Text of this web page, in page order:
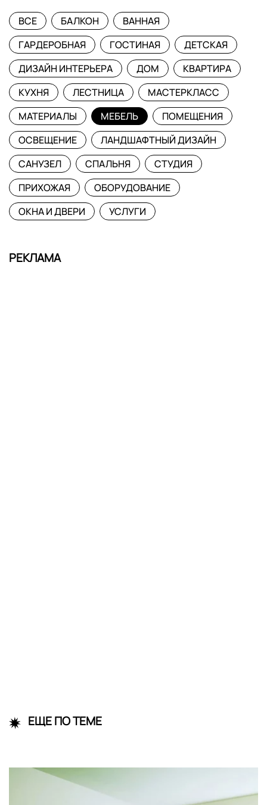
ВСЕ БАЛКОН
ВАННАЯ
ГАРДЕРОБНАЯ
ГОСТИНАЯ
ДЕТСКАЯ
ДИЗАЙН ИНТЕРЬЕРА
ДОМ
КВАРТИРА
КУХНЯ
ЛЕСТНИЦА
МАСТЕРКЛАСС
МАТЕРИАЛЫ
МЕБЕЛЬ
ПОМЕЩЕНИЯ
ОСВЕЩЕНИЕ
ЛАНДШАФТНЫЙ ДИЗАЙН
САНУЗЕЛ
СПАЛЬНЯ
СТУДИЯ
ПРИХОЖАЯ
ОБОРУДОВАНИЕ
ОКНА И ДВЕРИ
УСЛУГИ
РЕКЛАМА
ЕЩЕ ПО ТЕМЕ